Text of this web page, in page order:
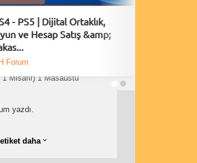
En İyi Yorumcuları
1 Misafir) 1 Masaüstü
yazdı.
daha
- PS5 | Dijital Ortaklık,
ve Hesap Satış &amp;
Forum